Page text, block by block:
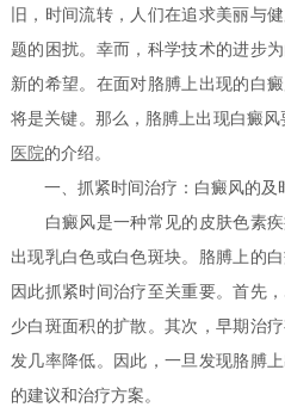
旧，时间流转，人们在追求美丽与
题的困扰。幸而，科学技术的进步
新的希望。在面对胳膊上出现的白
将是关键。那么，胳膊上出现白癜
医院的介绍。
一、抓紧时间治疗：白癜风的及
白癜风是一种常见的皮肤色素疾
出现乳白色或白色斑块。胳膊上的
因此抓紧时间治疗至关重要。首先
少白斑面积的扩散。其次，早期治
发几率降低。因此，一旦发现胳膊
的建议和治疗方案。